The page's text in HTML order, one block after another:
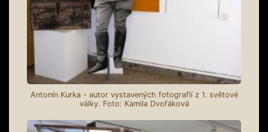
Antonín Kurka - autor vystavených fotografií z 1. světové
války. Foto: Kamila Dvořáková